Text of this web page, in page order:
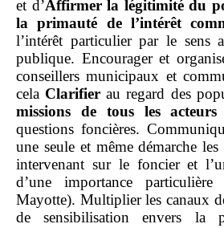
et d’Affirmer la légitimité du
la primauté de l’intérêt
l’intérêt particulier par le sens
publique. Encourager et
conseillers municipaux et
cela Clarifier au regard des
missions de tous les acteurs
questions foncières.
une seule et même démarche
intervenant sur le foncier et
d’une importance
Mayotte). Multiplier les canaux
de sensibilisation envers la